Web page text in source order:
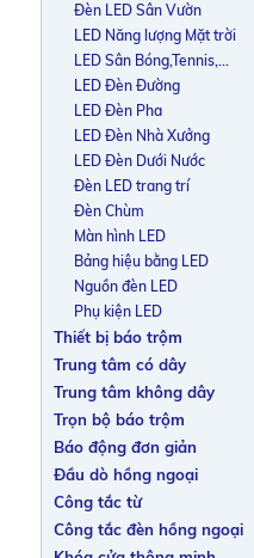
Đèn LED Sân Vườn
LED Năng lượng Mặt trời
LED Sân Bóng,Tennis,...
LED Đèn Đường
LED Đèn Pha
LED Đèn Nhà Xưởng
LED Đèn Dưới Nước
Đèn LED trang trí
Đèn Chùm
Màn hình LED
Bảng hiệu bằng LED
Nguồn đèn LED
Phụ kiện LED
Thiết bị báo trộm
Trung tâm có dây
Trung tâm không dây
Trọn bộ báo trộm
Báo động đơn giản
Đầu dò hồng ngoại
Công tắc từ
Công tắc đèn hồng ngoại